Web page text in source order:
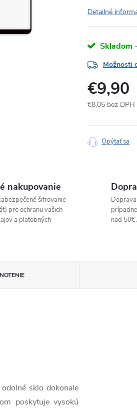
Detailné
Skladom
Možnosti
€9,90
€8,05 bez DPH
cena:
Opýtať sa
nakupovanie
šifrovanie
pre ochranu vašich
a platobných
nad 50€.
sklo dokonale
poskytuje vysokú